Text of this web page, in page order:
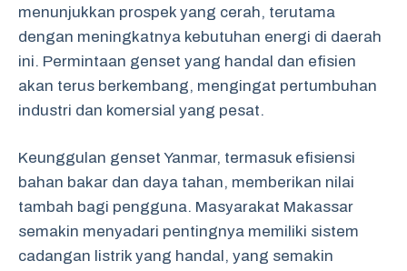
menunjukkan prospek yang cerah, terutama
dengan meningkatnya kebutuhan energi di daerah
ini. Permintaan genset yang handal dan efisien
akan terus berkembang, mengingat pertumbuhan
industri dan komersial yang pesat.
Keunggulan genset Yanmar, termasuk efisiensi
bahan bakar dan daya tahan, memberikan nilai
tambah bagi pengguna. Masyarakat Makassar
semakin menyadari pentingnya memiliki sistem
cadangan listrik yang handal, yang semakin